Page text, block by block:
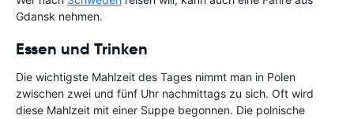
Gdansk nehmen.
Essen und Trinken
Die wichtigste Mahlzeit des Tages nimmt man in Polen
zwischen zwei und fünf Uhr nachmittags zu sich. Oft wird
diese Mahlzeit mit einer Suppe begonnen. Die polnische